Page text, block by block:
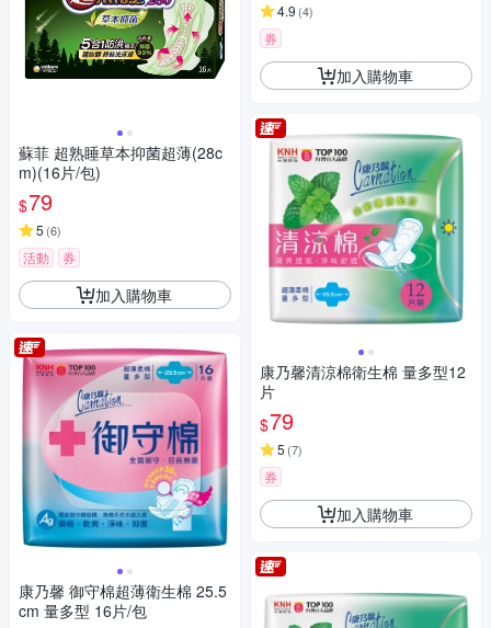
蘇菲 超熟睡草本抑菌超薄(28c
m)(16片/包)
$79
5 (6)
活動 券
加入購物車
康乃馨 御守棉超薄衛生棉 25.5
cm 量多型 16片/包
4.9 (4)
券
加入購物車
康乃馨清涼棉衛生棉 量多型12
片
$79
5 (7)
券
加入購物車